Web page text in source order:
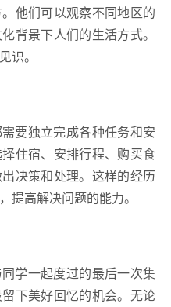
他们可以观察不同地区的
背景下人们的生活方式。
识。
要独立完成各种任务和安
住宿、安排行程、购买食
决策和处理。这样的经历
提高解决问题的能力。
学一起度过的最后一次集
下美好回忆的机会。无论